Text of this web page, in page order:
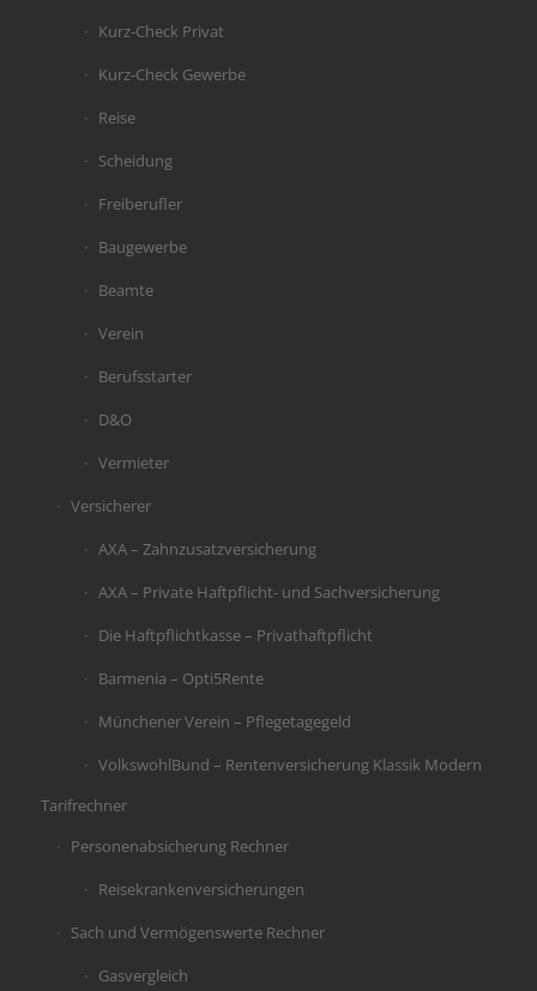
Kurz-Check Privat
Kurz-Check Gewerbe
Reise
Scheidung
Freiberufler
Baugewerbe
Beamte
Verein
Berufsstarter
D&O
Vermieter
Versicherer
AXA – Zahnzusatzversicherung
AXA – Private Haftpflicht- und Sachversicherung
Die Haftpflichtkasse – Privathaftpflicht
Barmenia – Opti5Rente
Münchener Verein – Pflegetagegeld
VolkswohlBund – Rentenversicherung Klassik Modern
Tarifrechner
Personenabsicherung Rechner
Reisekrankenversicherungen
Sach und Vermögenswerte Rechner
Gasvergleich